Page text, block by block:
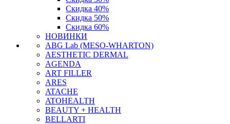
Скидка 40%
Скидка 50%
Скидка 60%
НОВИНКИ
ABG Lab (MESO-WHARTON)
AESTHETIC DERMAL
AGENDA
ART FILLER
ARES
ATACHE
ATOHEALTH
BEAUTY + HEALTH
BELLARTI